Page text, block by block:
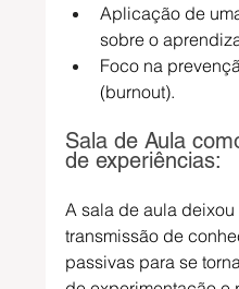
Aplicação de
sobre o
Foco na
(burnout).
Sala de Aula
de experiências:
A sala de aula
transmissão de
passivas para se